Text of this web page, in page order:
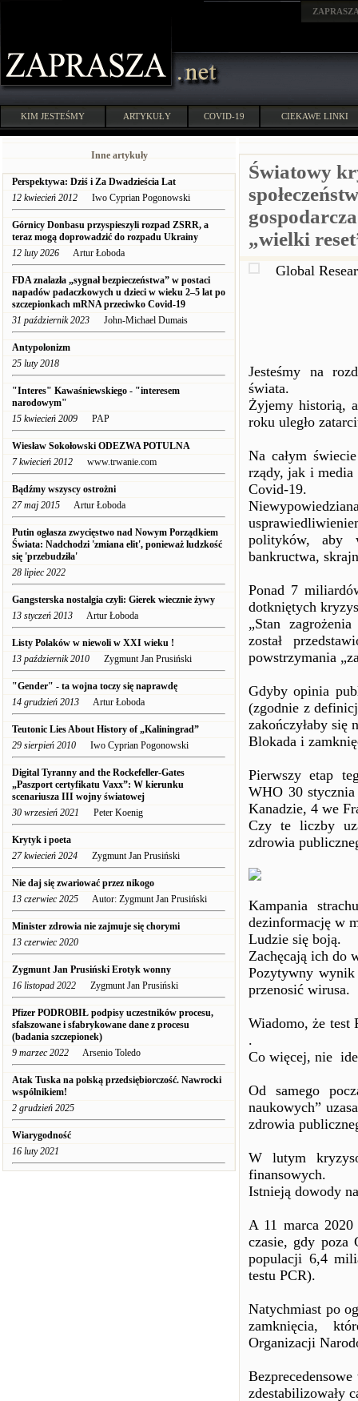
KIM JESTEŚMY ARTYKUŁY COVID-19 CIEKAWE LINKI
Inne artykuły
Perspektywa: Dziś i Za Dwadzieścia Lat
12 kwiecień 2012 Iwo Cyprian Pogonowski
Górnicy Donbasu przyspieszyli rozpad ZSRR, a
teraz mogą doprowadzić do rozpadu Ukrainy
12 luty 2026 Artur Łoboda
FDA znalazła „sygnał bezpieczeństwa” w postaci
napadów padaczkowych u dzieci w wieku 2–5 lat po
szczepionkach mRNA przeciwko Covid-19
31 październik 2023 John-Michael Dumais
Antypolonizm
25 luty 2018
"Interes" Kawaśniewskiego - "interesem
narodowym"
15 kwiecień 2009 PAP
Wiesław Sokołowski ODEZWA POTULNA
7 kwiecień 2012 www.trwanie.com
Bądźmy wszyscy ostrożni
27 maj 2015 Artur Łoboda
Putin ogłasza zwycięstwo nad Nowym Porządkiem
Świata: Nadchodzi 'zmiana elit', ponieważ ludzkość
się 'przebudziła'
28 lipiec 2022
Gangsterska nostalgia czyli: Gierek wiecznie żywy
13 styczeń 2013 Artur Łoboda
Listy Polaków w niewoli w XXI wieku !
13 październik 2010 Zygmunt Jan Prusiński
"Gender" - ta wojna toczy się naprawdę
14 grudzień 2013 Artur Łoboda
Teutonic Lies About History of „Kaliningrad”
29 sierpień 2010 Iwo Cyprian Pogonowski
Digital Tyranny and the Rockefeller-Gates
„Paszport certyfikatu Vaxx”: W kierunku
scenariusza III wojny światowej
30 wrzesień 2021 Peter Koenig
Krytyk i poeta
27 kwiecień 2024 Zygmunt Jan Prusiński
Nie daj się zwariować przez nikogo
13 czerwiec 2025 Autor: Zygmunt Jan Prusiński
Minister zdrowia nie zajmuje się chorymi
13 czerwiec 2020
Zygmunt Jan Prusiński Erotyk wonny
16 listopad 2022 Zygmunt Jan Prusiński
Pfizer PODROBIŁ podpisy uczestników procesu,
sfałszowane i sfabrykowane dane z procesu
(badania szczepionek)
9 marzec 2022 Arsenio Toledo
Atak Tuska na polską przedsiębiorczość. Nawrocki
wspólnikiem!
2 grudzień 2025
Wiarygodność
16 luty 2021
Światowy
„wielki
Global
Jesteśmy na
świata.
Żyjemy historią,
roku uległo
Na całym
rządy, jak i media
Covid-19.
polityków, aby
bankructwa,
Ponad 7
dotkniętych
„Stan
został
powstrzymania
Gdyby opinia
(zgodnie z
zakończyłaby się
Blokada i
Pierwszy etap
WHO 30
Kanadzie, 4 we
Czy te liczby
zdrowia
Kampania
dezinformację w
Ludzie się boją.
Zachęcają ich do
Pozytywny
przenosić wirusa.
Wiadomo, że test
.
Co więcej, nie
Od samego
naukowych”
zdrowia
W lutym
finansowych.
Istnieją dowody
A 11 marca
czasie, gdy poza
populacji 6,4
testu PCR).
Natychmiast po
zamknięcia,
Organizacji
zdestabilizowały